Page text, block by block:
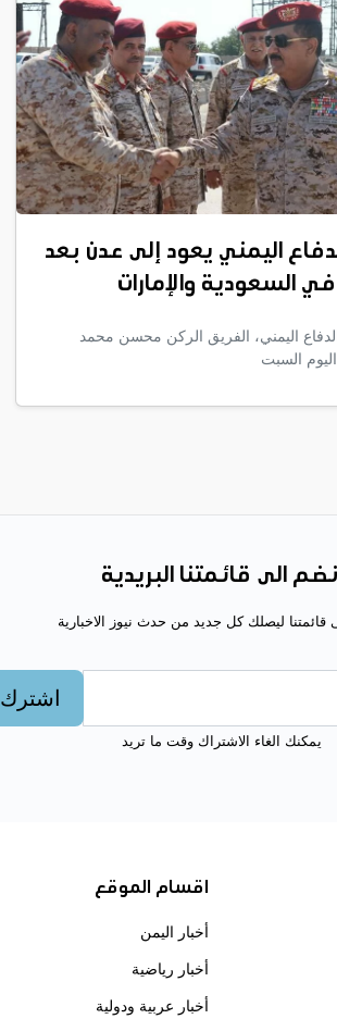
اليمني يعود إلى عدن بعد
السعودية والإمارات
اليمني، الفريق الركن محسن محمد
السبت
الى قائمتنا البريدية
قائمتنا ليصلك كل جديد من حدث نيوز الاخبارية
اشترك
يمكنك الغاء الاشتراك وقت ما تريد
اقسام الموقع
أخبار اليمن
أخبار رياضية
أخبار عربية ودولية